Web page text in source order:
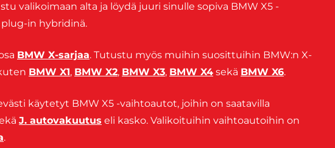
valikoimaan alta ja löydä juuri sinulle sopiva BMW X5 -
in hybridinä.
BMW X-sarjaa. Tutustu myös muihin suosittuihin BMW:n X-
BMW X1, BMW X2, BMW X3, BMW X4 sekä BMW X6.
käytetyt BMW X5 -vaihtoautot, joihin on saatavilla
J. autovakuutus eli kasko. Valikoituihin vaihtoautoihin on
.